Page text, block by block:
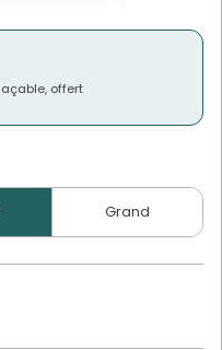
offert
Grand